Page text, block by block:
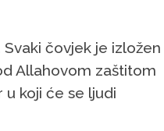
čovjek je izložen
Allahovom zaštitom
koji će se ljudi